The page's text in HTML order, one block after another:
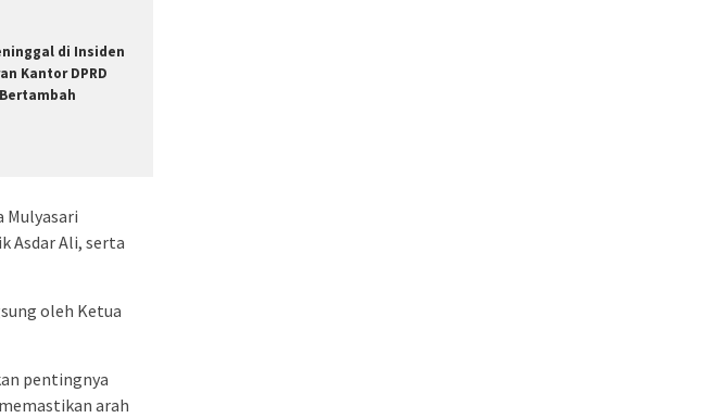
di Insiden
Kantor DPRD
Mulyasari
Asdar Ali, serta
oleh Ketua
pentingnya
arah